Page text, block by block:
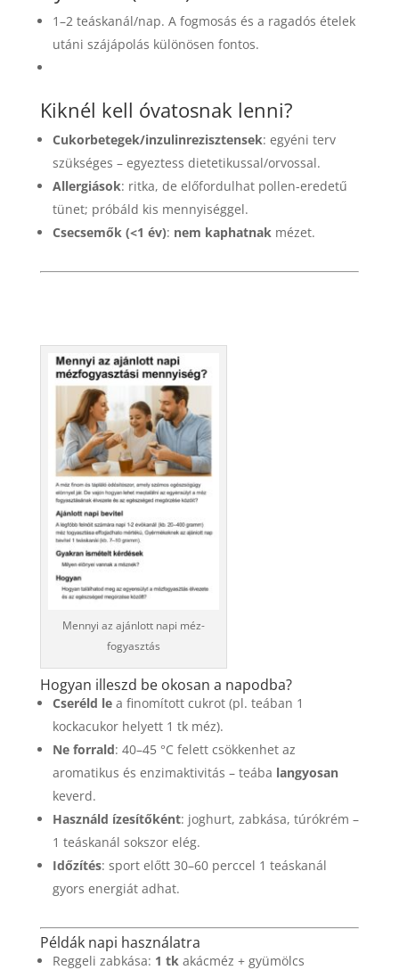
1–2 teáskanál/nap. A fogmosás és a ragadós ételek
utáni szájápolás különösen fontos.
Kiknél kell óvatosnak lenni?
Cukorbetegek/inzulinrezisztensek: egyéni terv
szükséges – egyeztess dietetikussal/orvossal.
Allergiások: ritka, de előfordulhat pollen-eredetű
tünet; próbáld kis mennyiséggel.
Csecsemők (<1 év): nem kaphatnak mézet.
Mennyi az ajánlott napi méz-
fogyasztás
Hogyan illeszd be okosan a napodba?
Cseréld lea finomított cukrot (pl. teában 1
kockacukor helyett 1 tk méz).
Ne forrald: 40–45 °C felett csökkenhet az
aromatikus és enzimaktivitás – teába langyosan
keverd.
Használd ízesítőként: joghurt, zabkása, túrókrém –
1 teáskanál sokszor elég.
Időzítés: sport előtt 30–60 perccel 1 teáskanál
gyors energiát adhat.
Példák napi használatra
Reggeli zabkása: 1 tk akácméz + gyümölcs